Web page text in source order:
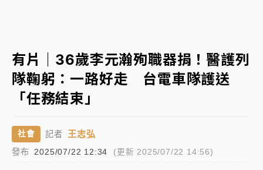
至2個月低
「白海豚」雨炸新北！通報109件災情 侯友宜揭這類災
損最多
白海豚挾豪雨狂炸新北！時雨量破百毫米 水塔、雨棚
砸落毀車
有片｜36歲李元瀚殉職器捐！醫護列
隊鞠躬：一路好走 台電車隊護送
「任務結束」
社會 記者 王志弘
發布 2025/07/22 12:34 (更新 2025/07/22 14:56)